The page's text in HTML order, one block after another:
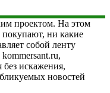
проектом. На этом
покупают, ни какие
собой ленту
искажения,
новостей